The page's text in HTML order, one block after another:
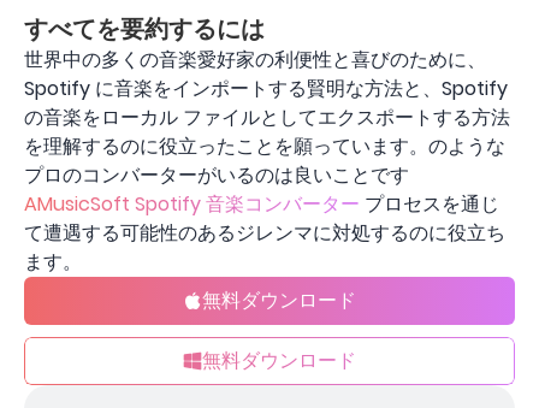
すべてを要約するには
世界中の多くの音楽愛好家の利便性と喜びのために、
Spotify に音楽をインポートする賢明な方法と、Spotify
の音楽をローカル ファイルとしてエクスポートする方法
を理解するのに役立ったことを願っています。のような
プロのコンバーターがいるのは良いことです
AMusicSoft Spotify 音楽コンバーター プロセスを通じ
て遭遇する可能性のあるジレンマに対処するのに役立ち
ます。
無料ダウンロード
無料ダウンロード